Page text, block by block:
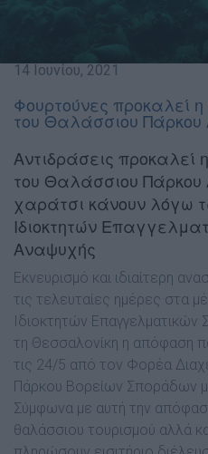
14 Ιουνίου, 2021
Φουρτούνες προκαλεί η
του Θαλάσσιου Πάρκου
Αντιδράσεις προκαλεί
του Θαλάσσιου Πάρκου
χαράτσι κάνουν λόγω
Ιδιοκτητών
Αναψυχής
Εκνευρισμό και ιδιαίτερη
τις τελευταίες ημέρες στα
Ιδιοκτητών
τη Θεσσαλονίκη η απόφαση
τις 24/5 από τον Φορέα
Πάρκου Βορείων Σποράδων
Σύμφωνα με αυτή την
θαλάσσιου τουρισμού αλλά